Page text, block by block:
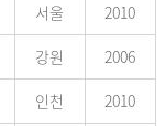
서울
2010
강원
2006
인천
2010